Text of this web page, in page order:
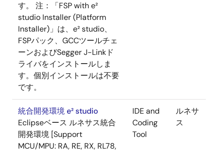
す。 注：「FSP with e²
studio Installer (Platform
Installer)」は、e² studio、
FSPパック、GCCツールチェ
ーンおよびSegger J-Linkド
ライバをインストールしま
す。個別インストールは不要
です。
統合開発環境 e² studio
Eclipseベース ルネサス統合
開発環境 [Support
MCU/MPU: RA, RE, RX, RL78,
IDE and
Coding
Tool
ルネサ
ス